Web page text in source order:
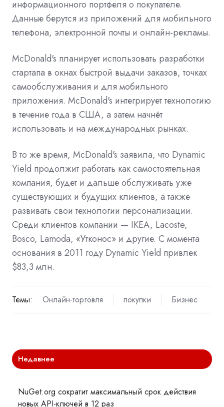
информационного портфеля о покупателе.
Данные берутся из приложений для мобильного
телефона, электронной почты и онлайн-рекламы.
McDonald's планирует использовать разработки
стартапа в окнах быстрой выдачи заказов, точках
самообслуживания и для мобильного
приложения. McDonald's интегрирует технологию
в течение года в США, а затем начнёт
использовать и на международных рынках.
В то же время, McDonald's заявила, что Dynamic
Yield продолжит работать как самостоятельная
компания, будет и дальше обслуживать уже
существующих и будущих клиентов, а также
развивать свои технологии персонализации.
Среди клиентов компании — IKEA, Lacoste,
Bosco, Lamoda, «Утконос» и другие. С момента
основания в 2011 году Dynamic Yield привлек
$83,3 млн.
Темы: Онлайн-торговля покупки Бизнес
Недавнее
NuGet.org сократит максимальный срок действия
новых API-ключей в 12 раз